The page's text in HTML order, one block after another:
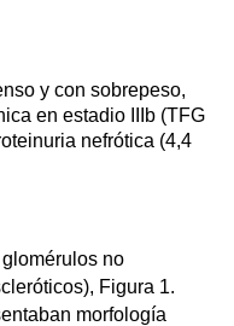
y con sobrepeso,
en estadio IIIb (TFG
nefrótica (4,4
no
Figura 1.
morfología